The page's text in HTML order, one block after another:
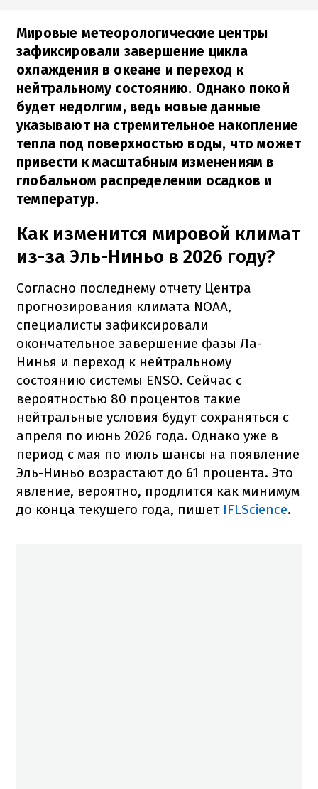
Мировые метеорологические центры
зафиксировали завершение цикла
охлаждения в океане и переход к
нейтральному состоянию. Однако покой
будет недолгим, ведь новые данные
указывают на стремительное накопление
тепла под поверхностью воды, что может
привести к масштабным изменениям в
глобальном распределении осадков и
температур.
Как изменится мировой климат
из-за Эль-Ниньо в 2026 году?
Согласно последнему отчету Центра
прогнозирования климата NOAA,
специалисты зафиксировали
окончательное завершение фазы Ла-
Нинья и переход к нейтральному
состоянию системы ENSO. Сейчас с
вероятностью 80 процентов такие
нейтральные условия будут сохраняться с
апреля по июнь 2026 года. Однако уже в
период с мая по июль шансы на появление
Эль-Ниньо возрастают до 61 процента. Это
явление, вероятно, продлится как минимум
до конца текущего года, пишет IFLScience.